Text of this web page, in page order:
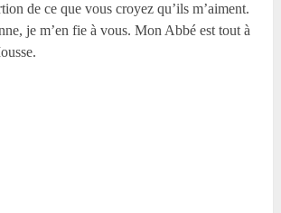
de ce que vous croyez qu’ils m’aiment.
je m’en fie à vous. Mon Abbé est tout à